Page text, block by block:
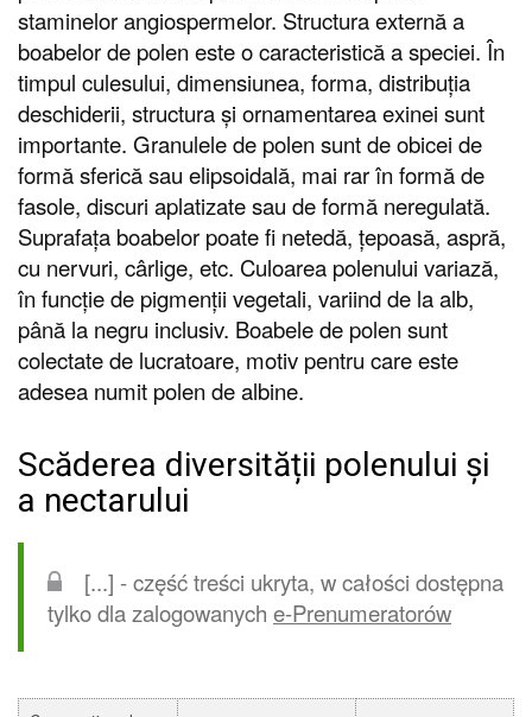
staminelor angiospermelor. Structura externă a
boabelor de polen este o caracteristică a speciei. În
timpul culesului, dimensiunea, forma, distribuția
deschiderii, structura și ornamentarea exinei sunt
importante. Granulele de polen sunt de obicei de
formă sferică sau elipsoidală, mai rar în formă de
fasole, discuri aplatizate sau de formă neregulată.
Suprafața boabelor poate fi netedă, țepoasă, aspră,
cu nervuri, cârlige, etc. Culoarea polenului variază,
în funcție de pigmenții vegetali, variind de la alb,
până la negru inclusiv. Boabele de polen sunt
colectate de lucratoare, motiv pentru care este
adesea numit polen de albine.
Scăderea diversității polenului și
a nectarului
[...] - część treści ukryta, w całości dostępna
tylko dla zalogowanych e-Prenumeratorów